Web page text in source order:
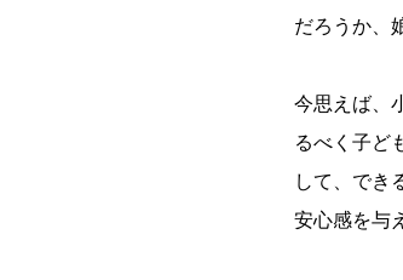
だろうか、
今思えば、
るべく子ど
して、でき
安心感を与